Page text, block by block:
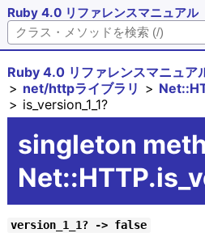
Ruby 4.0 リファレンスマニュアル
Ruby 4.0 リファレンスマニュア
net/httpライブラリ
is_version_1_1?
singleton
version_1_1? -> false